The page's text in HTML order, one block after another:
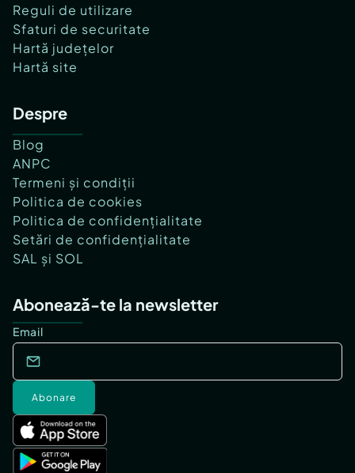
Reguli de utilizare
Sfaturi de securitate
Hartă județelor
Hartă site
Despre
Blog
ANPC
Termeni și condiții
Politica de cookies
Politica de confidențialitate
Setări de confidențialitate
SAL și SOL
Abonează-te la newsletter
Email
Abonare